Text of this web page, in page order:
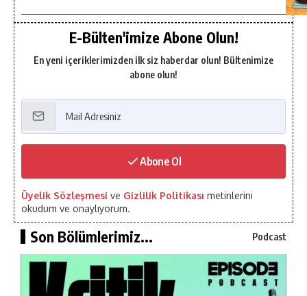
E-Bülten'imize Abone Olun!
En yeni içeriklerimizden ilk siz haberdar olun! Bültenimize
abone olun!
Abone Ol
Üyelik Sözleşmesi ve Gizlilik Politikası metinlerini
okudum ve onaylıyorum.
Son Bölümlerimiz... Podcast